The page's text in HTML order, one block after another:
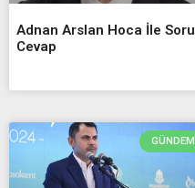
Adnan Arslan Hoca İle Soru
Cevap
GÜNDEM